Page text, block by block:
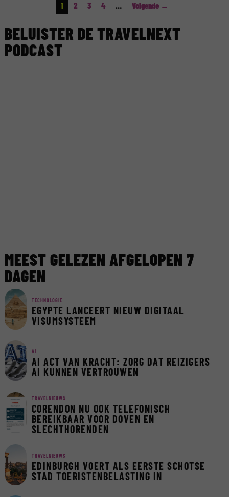
1 2 3 4 … Volgende →
BELUISTER DE TRAVELNEXT
PODCAST
MEEST GELEZEN AFGELOPEN 7
DAGEN
TECHNOLOGIE
EGYPTE LANCEERT NIEUW DIGITAAL
VISUMSYSTEEM
AI
AI ACT VAN KRACHT: ZORG DAT REIZIGERS
AI KUNNEN VERTROUWEN
TRAVELNIEUWS
CORENDON NU OOK TELEFONISCH
BEREIKBAAR VOOR DOVEN EN
SLECHTHORENDEN
TRAVELNIEUWS
EDINBURGH VOERT ALS EERSTE SCHOTSE
STAD TOERISTENBELASTING IN